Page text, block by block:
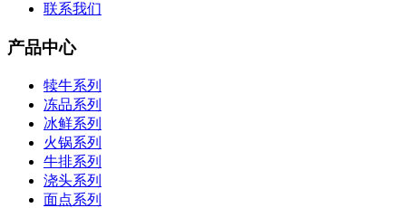
联系我们
产品中心
犊牛系列
冻品系列
冰鲜系列
火锅系列
牛排系列
浇头系列
面点系列